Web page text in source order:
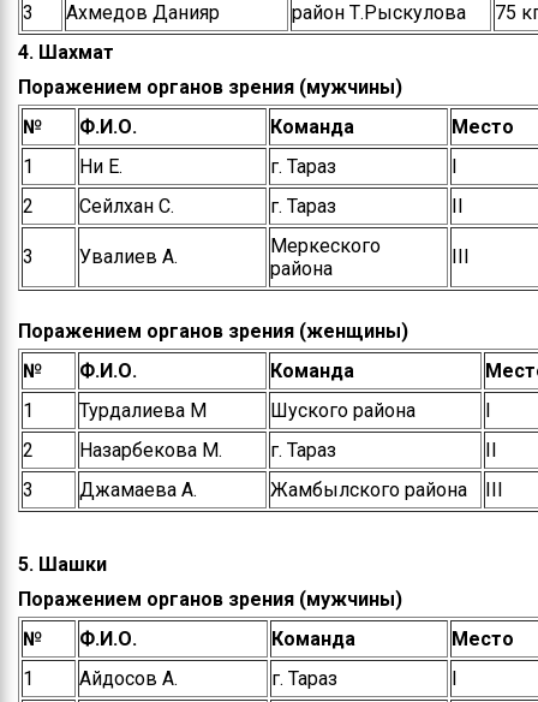
3
Ахмедов Данияр район Т.Рыскулова
75
4. Шахмат
Поражением органов зрения (мужчины)
№
Ф.И.О. Команда
Место
1
Ни Е. г. Тараз
І
2
Сейлхан С. г. Тараз ІІ
3 Увалиев А.
Меркеского
района
ІІІ
Поражением органов зрения (женщины)
№
Ф.И.О. Команда
1
Турдалиева М Шуского района
І
2
Назарбекова М. г. Тараз
ІІ
3
Джамаева А. Жамбылского района ІІІ
5. Шашки
Поражением органов зрения (мужчины)
№
Ф.И.О. Команда
Место
1
Айдосов А. г. Тараз
І